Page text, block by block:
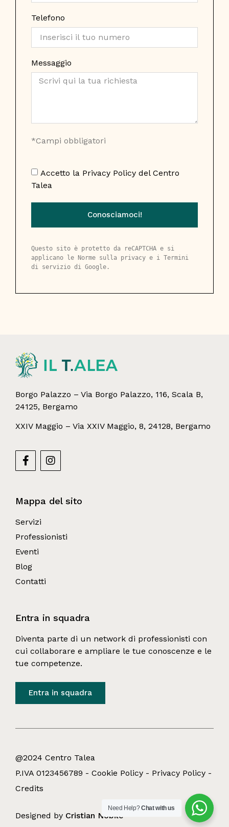
Telefono
Messaggio
*Campi obbligatori
Accetto la Privacy Policy del Centro
Talea
Conosciamoci!
Questo sito è protetto da reCAPTCHA e si
applicano le Norme sulla privacy e i Termini
di servizio di Google.
Borgo Palazzo – Via Borgo Palazzo, 116, Scala B,
24125, Bergamo
XXIV Maggio – Via XXIV Maggio, 8, 24128, Bergamo
Mappa del sito
Servizi
Professionisti
Eventi
Blog
Contatti
Entra in squadra
Diventa parte di un network di professionisti con
cui collaborare e ampliare le tue conoscenze e le
tue competenze.
Entra in squadra
@2024 Centro Talea
P.IVA 0123456789 - Cookie Policy - Privacy Policy -
Credits
Designed by Cristian Nobile
Need Help?Chat with us